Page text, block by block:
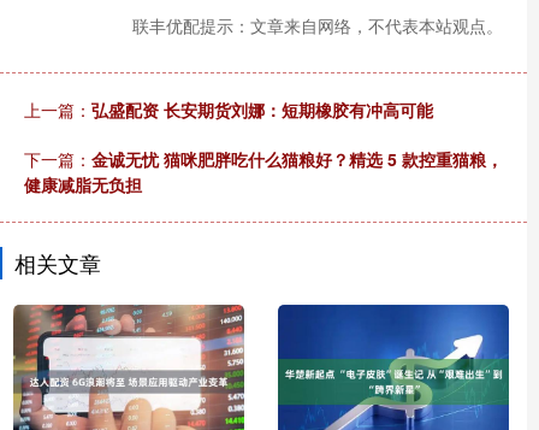
联丰优配提示：文章来自网络，不代表本站观点。
上一篇： 弘盛配资 长安期货刘娜：短期橡胶有冲高可能
下一篇： 金诚无忧 猫咪肥胖吃什么猫粮好？精选 5 款控重猫粮，
健康减脂无负担
相关文章